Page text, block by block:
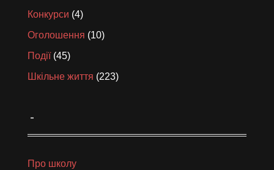
Конкурси (4)
Оголошення (10)
Події(45)
Шкільне життя (223)
_
Про школу